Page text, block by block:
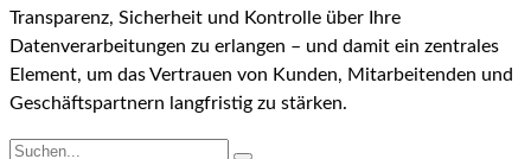
Transparenz, Sicherheit und Kontrolle über Ihre
Datenverarbeitungen zu erlangen – und damit ein zentrales
Element, um das Vertrauen von Kunden, Mitarbeitenden und
Geschäftspartnern langfristig zu stärken.